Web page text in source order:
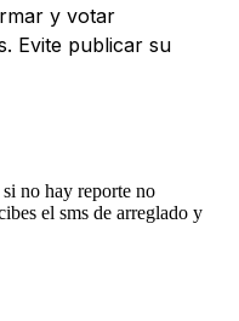
y votar
Evite publicar su